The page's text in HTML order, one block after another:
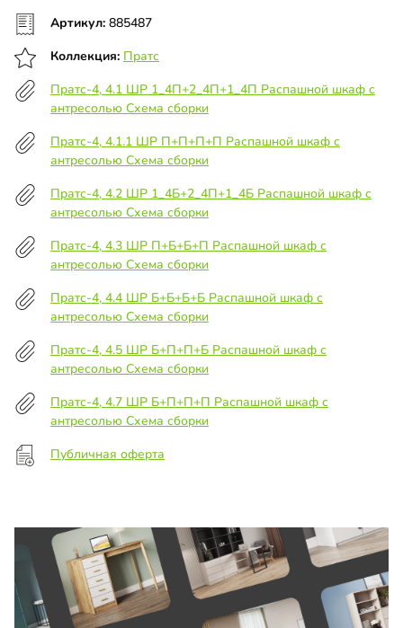
Артикул: 885487
Коллекция: Пратс
Пратс-4, 4.1 ШР 1_4П+2_4П+1_4П Распашной шкаф с
антресолью Схема сборки
Пратс-4, 4.1.1 ШР П+П+П+П Распашной шкаф с
антресолью Схема сборки
Пратс-4, 4.2 ШР 1_4Б+2_4П+1_4Б Распашной шкаф с
антресолью Схема сборки
Пратс-4, 4.3 ШР П+Б+Б+П Распашной шкаф с
антресолью Схема сборки
Пратс-4, 4.4 ШР Б+Б+Б+Б Распашной шкаф с
антресолью Схема сборки
Пратс-4, 4.5 ШР Б+П+П+Б Распашной шкаф с
антресолью Схема сборки
Пратс-4, 4.7 ШР Б+П+П+П Распашной шкаф с
антресолью Схема сборки
Публичная оферта